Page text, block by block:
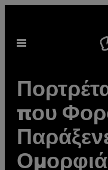
περιεχόμενο
Ανοίξτε
που